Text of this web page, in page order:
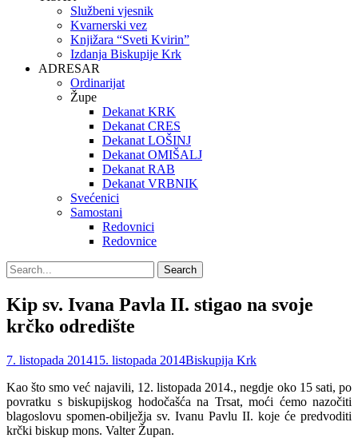
Službeni vjesnik
Kvarnerski vez
Knjižara “Sveti Kvirin”
Izdanja Biskupije Krk
ADRESAR
Ordinarijat
Župe
Dekanat KRK
Dekanat CRES
Dekanat LOŠINJ
Dekanat OMIŠALJ
Dekanat RAB
Dekanat VRBNIK
Svećenici
Samostani
Redovnici
Redovnice
Search
Search
for:
Kip sv. Ivana Pavla II. stigao na svoje
krčko odredište
Posted
7. listopada 201415. listopada 2014Author
Biskupija Krk
Kao što smo već najavili, 12. listopada 2014., negdje oko 15 sati, po
povratku s biskupijskog hodočašća na Trsat, moći ćemo nazočiti
blagoslovu spomen-obilježja sv. Ivanu Pavlu II. koje će predvoditi
krčki biskup mons. Valter Župan.